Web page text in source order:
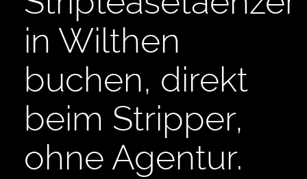
in Wilthen
buchen, direkt
beim Stripper,
ohne Agentur.